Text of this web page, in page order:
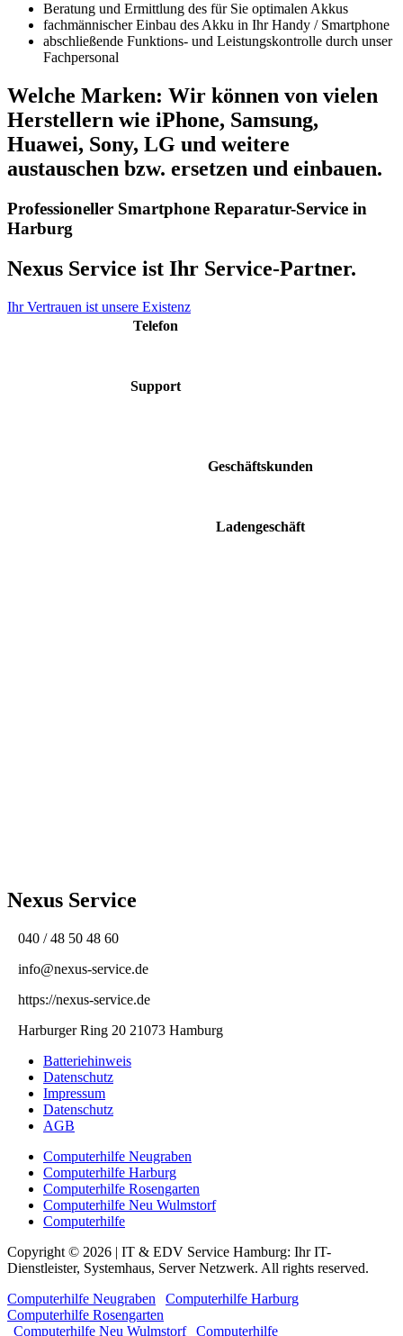
Beratung und Ermittlung des für Sie optimalen Akkus
fachmännischer Einbau des Akku in Ihr Handy / Smartphone
abschließende Funktions- und Leistungskontrolle durch unser
Fachpersonal
Welche Marken: Wir können von vielen
Herstellern wie iPhone, Samsung,
Huawei, Sony, LG und weitere
austauschen bzw. ersetzen und einbauen.
Professioneller Smartphone Reparatur-Service in
Harburg
Nexus Service ist Ihr Service-Partner.
Ihr Vertrauen ist unsere Existenz
Telefon
Support
Geschäftskunden
Ladengeschäft
Nexus Service
040 / 48 50 48 60
info@nexus-service.de
https://nexus-service.de
Harburger Ring 20 21073 Hamburg
Batteriehinweis
Datenschutz
Impressum
Datenschutz
AGB
Computerhilfe Neugraben
Computerhilfe Harburg
Computerhilfe Rosengarten
Computerhilfe Neu Wulmstorf
Computerhilfe
Copyright © 2026 | IT & EDV Service Hamburg: Ihr IT-
Dienstleister, Systemhaus, Server Netzwerk. All rights reserved.
Computerhilfe Neugraben
Computerhilfe Harburg
Computerhilfe Rosengarten
Computerhilfe Neu Wulmstorf| Computerhilfe